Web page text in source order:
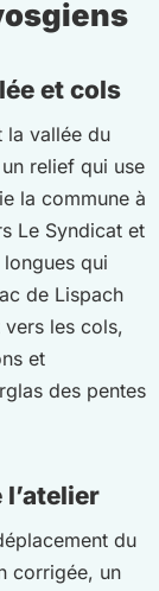
et cols
la vallée du
relief qui use
la commune à
Le Syndicat et
qui
de Lispach
les cols,
et
des pentes
du
corrigée, un